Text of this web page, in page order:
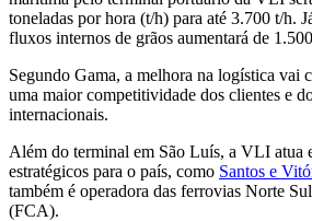
toneladas por hora (t/h) para até 3.700 t/h.
fluxos internos de grãos aumentará ⁠de
Segundo Gama, a melhora na logística vai
uma maior competitividade dos clientes e
internacionais.
Além do terminal em São Luís, a ​VLI atua
estratégicos para o país, como Santos e
também é operadora das ferrovias Norte
(FCA).